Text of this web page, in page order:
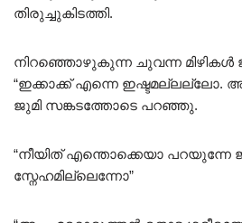
തിരുച്ചുകിടത്തി.
നിറഞ്ഞൊഴുകുന്ന ചുവന്ന മിഴികൾ
“ഇക്കാക്ക് എന്നെ ഇഷ്ടമല്ലല്ലോ.
ജുമി സങ്കടത്തോടെ പറഞ്ഞു.
“നീയിത് എന്തൊക്കെയാ പറയുന്നേ
സ്നേഹമില്ലെന്നോ”